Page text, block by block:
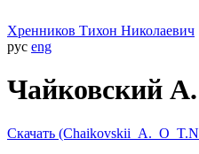
Хренников Тихон Николаевич
рус eng
Чайковский
Скачать